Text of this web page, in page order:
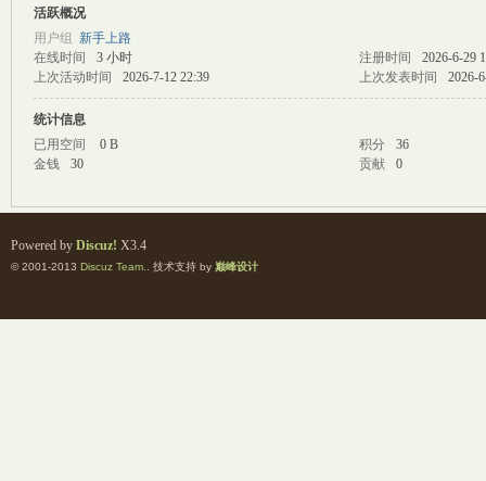
活跃概况
用户组 新手上路
在线时间
3 小时 注册时间
2026-6-29
上次活动时间
2026-7-12 22:39 上次发表时间 2026-
统计信息
已用空间
0 B 积分
36
金钱
30 贡献 0
Powered by Discuz! X3.4
© 2001-2013 Discuz Team. . 技术支持 by 巅峰设计